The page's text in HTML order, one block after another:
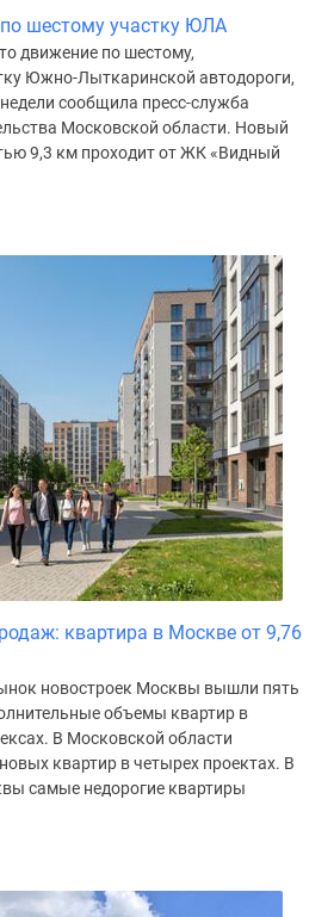
шестому участку ЮЛА
движение по шестому,
Южно-Лыткаринской автодороги,
сообщила пресс-служба
Московской области. Новый
9,3 км проходит от ЖК «Видный
квартира в Москве от 9,76
новостроек Москвы вышли пять
объемы квартир в
В Московской области
квартир в четырех проектах. В
самые недорогие квартиры